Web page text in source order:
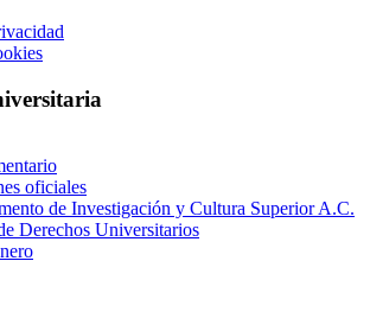
oficiales
de Investigación y Cultura Superior A.C.
Derechos Universitarios